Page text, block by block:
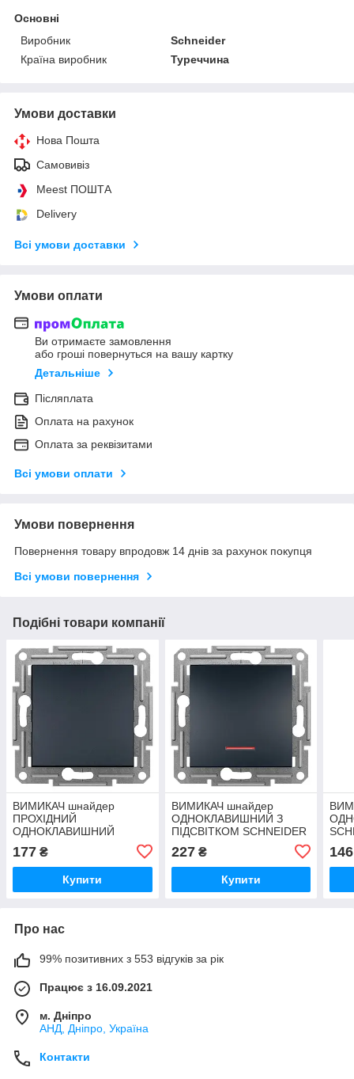
Основні
Виробник
Schneider
Країна виробник
Туреччина
Умови доставки
Нова Пошта
Самовивіз
Meest ПОШТА
Delivery
Всі умови доставки
Умови оплати
Ви отримаєте замовлення
або гроші повернуться на вашу картку
Детальніше
Післяплата
Оплата на рахунок
Оплата за реквізитами
Всі умови оплати
Умови повернення
Повернення товару впродовж 14 днів за рахунок покупця
Всі умови повернення
Подібні товари компанії
ВИМИКАЧ шнайдер
ПРОХІДНИЙ
ОДНОКЛАВИШНИЙ
АНТРАЦИТ (EPH0400171)
177 ₴
Купити
ВИМИКАЧ шнайдер
ОДНОКЛАВИШНИЙ З
ПІДСВІТКОМ SCHNEIDER
(EPH1400171)
227₴
Купити
146
Про нас
99% позитивних з 553 відгуків за рік
Працює з 16.09.2021
м. Дніпро
АНД, Дніпро, Україна
Контакти